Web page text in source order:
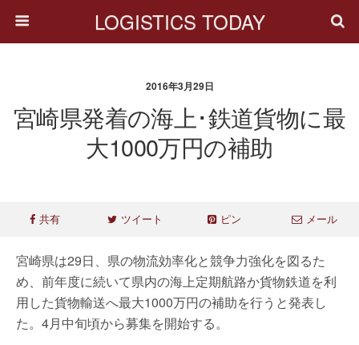
LOGISTICS TODAY
2016年3月29日
宮崎県発着の海上･鉄道貨物に最
大1000万円の補助
共有 ツイート ピン メール
宮崎県は29日、県の物流効率化と競争力強化を図るた
め、前年度に続いて県内の海上定期航路か貨物鉄道を利
用した貨物輸送へ最大1000万円の補助を行うと発表し
た。4月中旬頃から募集を開始する。